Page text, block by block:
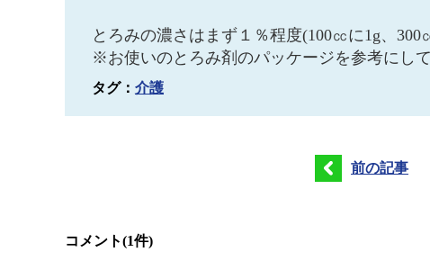
とろみの濃さはまず１％程度(100㏄に1g、
※お使いのとろみ剤のパッケージを参考にし
タグ： 介護
前の記事
コメント(1件)